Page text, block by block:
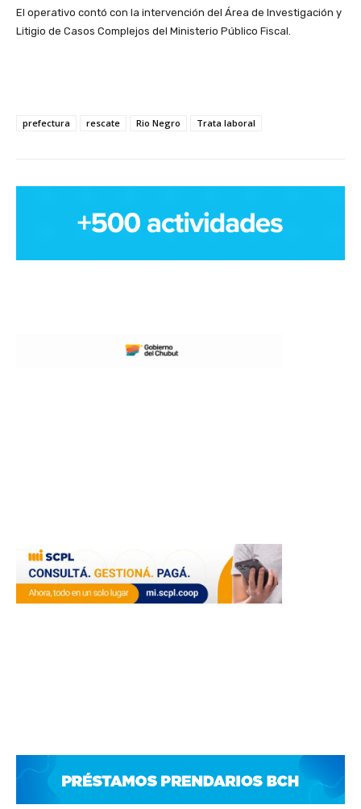
El operativo contó con la intervención del Área de Investigación y
Litigio de Casos Complejos del Ministerio Público Fiscal.
prefectura rescate Rio Negro Trata laboral